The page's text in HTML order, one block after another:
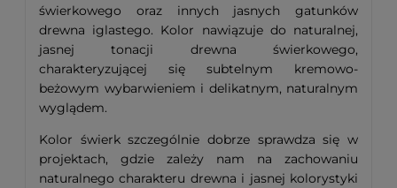
świerkowego oraz innych jasnych gatunków
drewna iglastego. Kolor nawiązuje do naturalnej,
jasnej tonacji drewna świerkowego,
charakteryzującej się subtelnym kremowo-
beżowym wybarwieniem i delikatnym, naturalnym
wyglądem.
Kolor świerk szczególnie dobrze sprawdza się w
projektach, gdzie zależy nam na zachowaniu
naturalnego charakteru drewna i jasnej kolorystyki